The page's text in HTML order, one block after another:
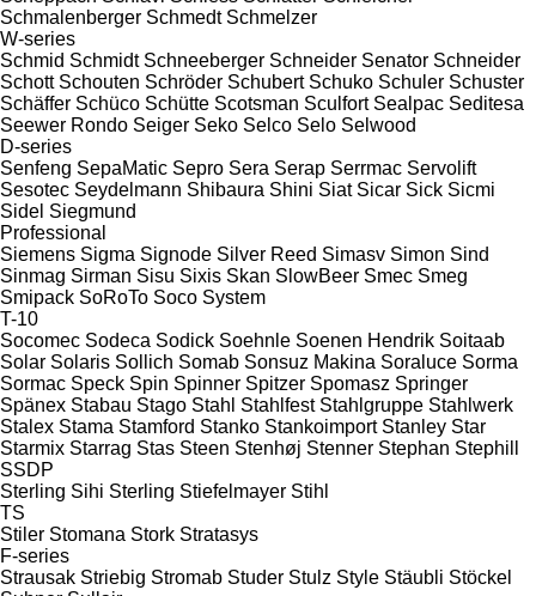
Schmalenberger Schmedt Schmelzer
W-series
Schmid Schmidt Schneeberger Schneider Senator Schneider
Schott Schouten Schröder Schubert Schuko Schuler Schuster
Schäffer Schüco Schütte Scotsman Sculfort Sealpac Seditesa
Seewer Rondo Seiger Seko Selco Selo Selwood
D-series
Senfeng SepaMatic Sepro Sera Serap Serrmac Servolift
Sesotec Seydelmann Shibaura Shini Siat Sicar Sick Sicmi
Sidel Siegmund
Professional
Siemens Sigma Signode Silver Reed Simasv Simon Sind
Sinmag Sirman Sisu Sixis Skan SlowBeer Smec Smeg
Smipack SoRoTo Soco System
T-10
Socomec Sodeca Sodick Soehnle Soenen Hendrik Soitaab
Solar Solaris Sollich Somab Sonsuz Makina Soraluce Sorma
Sormac Speck Spin Spinner Spitzer Spomasz Springer
Spänex Stabau Stago Stahl Stahlfest Stahlgruppe Stahlwerk
Stalex Stama Stamford Stanko Stankoimport Stanley Star
Starmix Starrag Stas Steen Stenhøj Stenner Stephan Stephill
SSDP
Sterling Sihi Sterling Stiefelmayer Stihl
TS
Stiler Stomana Stork Stratasys
F-series
Strausak Striebig Stromab Studer Stulz Style Stäubli Stöckel